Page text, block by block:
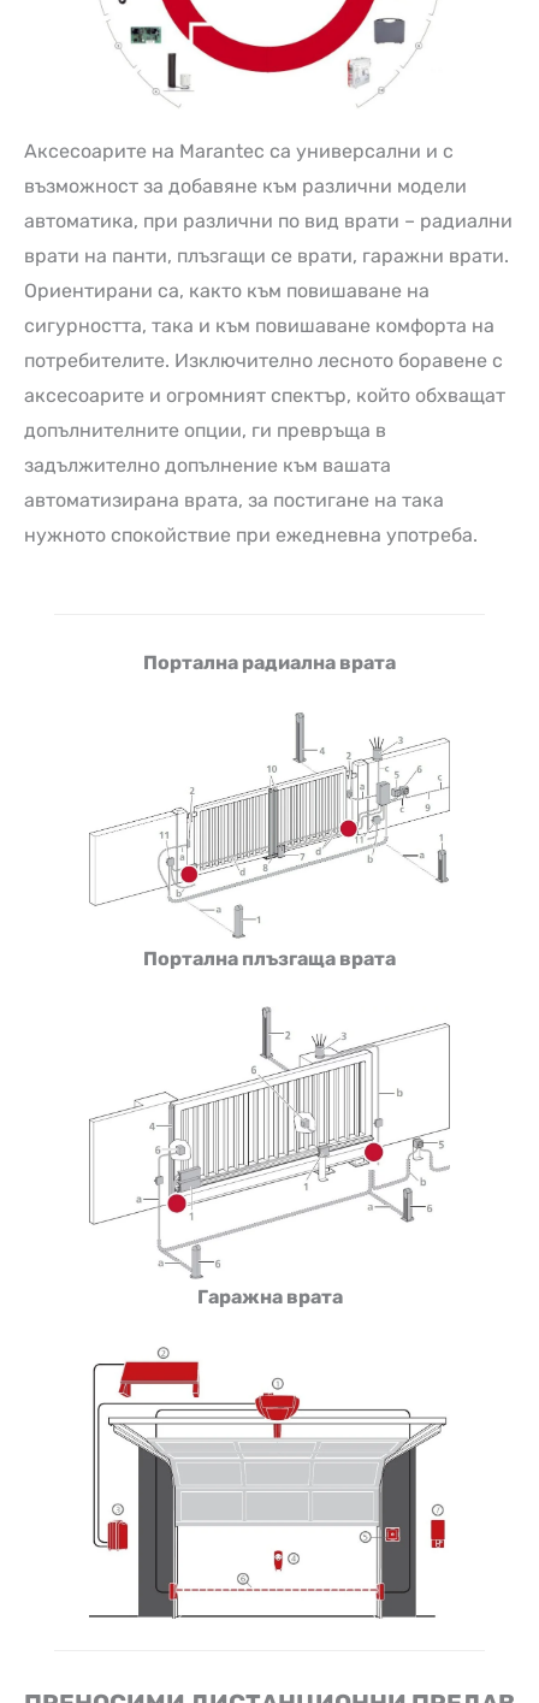
Аксесоарите на Marantec са универсални и с
възможност за добавяне към различни модели
автоматика, при различни по вид врати – радиални
врати на панти, плъзгащи се врати, гаражни врати.
Ориентирани са, както към повишаване на
сигурността, така и към повишаване комфорта на
потребителите. Изключително лесното боравене с
аксесоарите и огромният спектър, който обхващат
допълнителните опции, ги превръща в
задължително допълнение към вашата
автоматизирана врата, за постигане на така
нужното спокойствие при ежедневна употреба.
Портална радиална врата
Портална плъзгаща врата
Гаражна врата